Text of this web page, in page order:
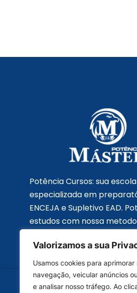
Valorizamos a sua
Usamos cookies para
navegação, veicular anúncios
e analisar nosso tráfego. Ao
Potência Cursos: sua
especializada em
ENCEJA e Supletivo EAD.
estudos com nossa
excelência.